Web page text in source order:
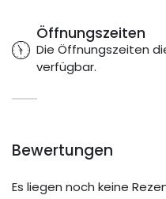
Öffnungszeiten
Die Öffnungszeiten
verfügbar.
Bewertungen
Es liegen noch keine